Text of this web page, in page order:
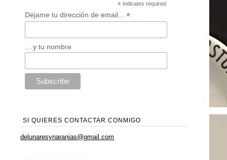
* indicates required
Déjame tu dirección de email... *
....y tu nombre
SI QUIERES CONTACTAR CONMIGO
delunaresynaranjas@gmail.com